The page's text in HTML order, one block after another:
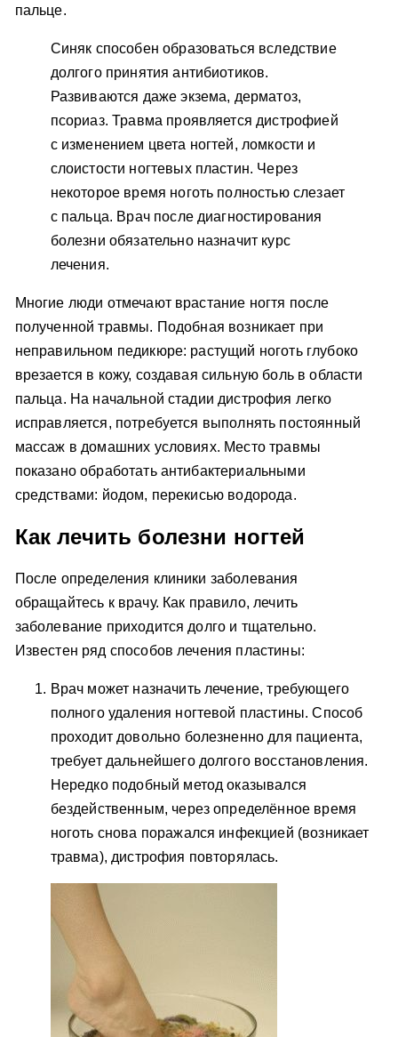
пальце.
Синяк способен образоваться вследствие
долгого принятия антибиотиков.
Развиваются даже экзема, дерматоз,
псориаз. Травма проявляется дистрофией
с изменением цвета ногтей, ломкости и
слоистости ногтевых пластин. Через
некоторое время ноготь полностью слезает
с пальца. Врач после диагностирования
болезни обязательно назначит курс
лечения.
Многие люди отмечают врастание ногтя после
полученной травмы. Подобная возникает при
неправильном педикюре: растущий ноготь глубоко
врезается в кожу, создавая сильную боль в области
пальца. На начальной стадии дистрофия легко
исправляется, потребуется выполнять постоянный
массаж в домашних условиях. Место травмы
показано обработать антибактериальными
средствами: йодом, перекисью водорода.
Как лечить болезни ногтей
После определения клиники заболевания
обращайтесь к врачу. Как правило, лечить
заболевание приходится долго и тщательно.
Известен ряд способов лечения пластины:
Врач может назначить лечение, требующего
полного удаления ногтевой пластины. Способ
проходит довольно болезненно для пациента,
требует дальнейшего долгого восстановления.
Нередко подобный метод оказывался
бездейственным, через определённое время
ноготь снова поражался инфекцией (возникает
травма), дистрофия повторялась.